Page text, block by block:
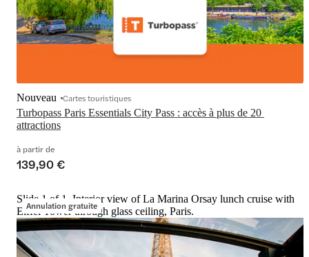
Turbopass Paris Essentials City Pass : accès à plus de 20
attractions
Nouveau Cartes touristiques
à partir de
139,90 €
Annulation gratuite
Slide 1 of 1, Interior view of La Marina Orsay lunch cruise with
Eiffel Tower through glass ceiling, Paris.